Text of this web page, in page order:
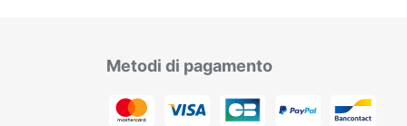
Metodi di pagamento